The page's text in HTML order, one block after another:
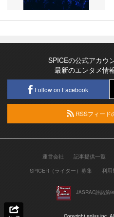
SPICEの公式アカウ
最新のエンタメ情
Follow on Facebook
RSSフィード
運営会社 記事提供一覧
SPICER（ライター）募集
利用
JASRAC許諾第